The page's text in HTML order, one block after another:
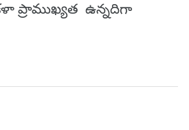
ప్రాముఖ్యత ఉన్నదిగా